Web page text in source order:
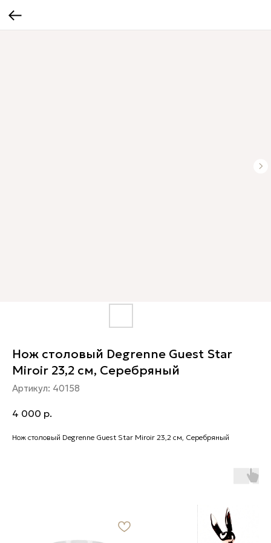
Нож столовый Degrenne Guest Star
Miroir 23,2 см, Серебряный
Артикул: 40158
4 000 р.
Нож столовый Degrenne Guest Star Miroir 23,2 см, Серебряный